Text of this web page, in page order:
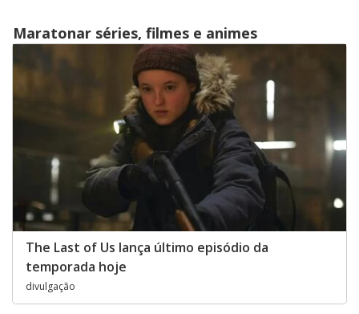
Maratonar séries, filmes e animes
The Last of Us lança último episódio da
temporada hoje
divulgação